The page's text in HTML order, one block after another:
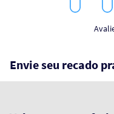
Stars
Envie seu recado